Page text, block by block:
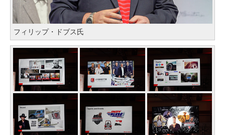
フィリップ・ドブス氏